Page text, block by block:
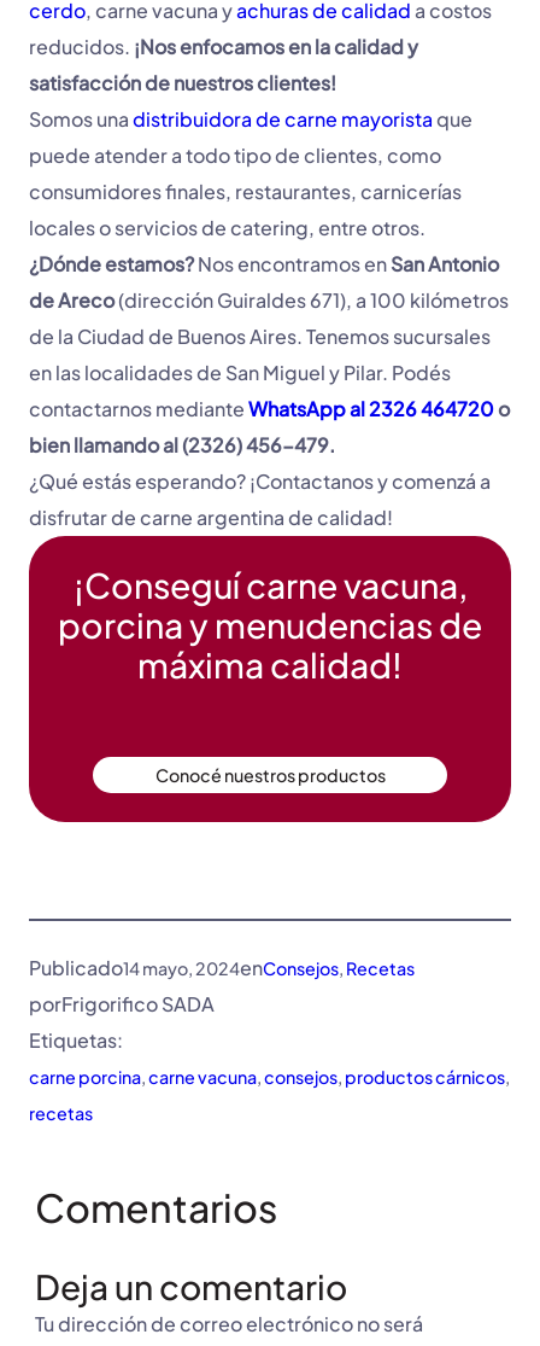
cerdo, carne vacuna yachuras de calidada costos
reducidos. ¡Nos enfocamos en la calidad y
satisfacción de nuestros clientes!
Somos unadistribuidora de carne mayoristaque
puede atender a todo tipo de clientes, como
consumidores finales, restaurantes, carnicerías
locales o servicios de catering, entre otros.
¿Dónde estamos?Nos encontramos enSan Antonio
de Areco(dirección Guiraldes 671), a 100 kilómetros
de la Ciudad de Buenos Aires. Tenemos sucursales
en las localidades de San Miguel y Pilar. Podés
contactarnos medianteWhatsApp al 2326 464720o
bien llamando al (2326) 456-479.
¿Qué estás esperando? ¡Contactanos y comenzá a
disfrutar de carne argentina de calidad!
¡Conseguí carne vacuna,
porcina y menudencias de
máxima calidad!
Conocé nuestros productos
Publicado14 mayo, 2024enConsejos, Recetas
porFrigorifico SADA
Etiquetas:
carne porcina, carne vacuna, consejos, productos cárnicos
recetas
Comentarios
Deja un comentario
Tu dirección de correo electrónico no será